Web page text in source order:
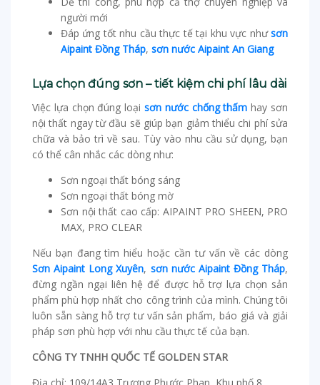
người mới
Đáp ứng tốt nhu cầu thực tế tại khu vực nhưsơn
Aipaint Đồng Tháp, sơn nước Aipaint An Giang
Lựa chọn đúng sơn – tiết kiệm chi phí lâu dài
Việc lựa chọn đúng loại sơn nước chống thấm hay sơn
nội thất ngay từ đầu sẽ giúp bạn giảm thiểu chi phí sửa
chữa và bảo trì về sau. Tùy vào nhu cầu sử dụng, bạn
có thể cân nhắc các dòng như:
Sơn ngoại thất bóng sáng
Sơn ngoại thất bóng mờ
Sơn nội thất cao cấp: AIPAINT PRO SHEEN, PRO
MAX, PRO CLEAR
Nếu bạn đang tìm hiểu hoặc cần tư vấn về các dòng
Sơn Aipaint Long Xuyên, sơn nước Aipaint Đồng Tháp,
đừng ngần ngại liên hệ để được hỗ trợ lựa chọn sản
phẩm phù hợp nhất cho công trình của mình. Chúng tôi
luôn sẵn sàng hỗ trợ tư vấn sản phẩm, báo giá và giải
pháp sơn phù hợp với nhu cầu thực tế của bạn.
CÔNG TY TNHH QUỐC TẾ GOLDEN STAR